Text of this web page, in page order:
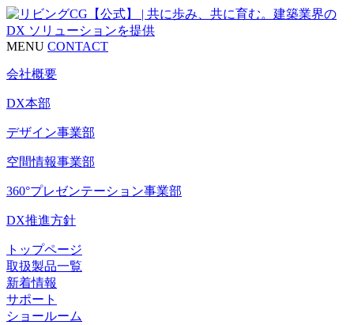
MENU CONTACT
会社概要
DX本部
デザイン事業部
空間情報事業部
360°プレゼンテーション事業部
DX推進方針
トップページ
取扱製品一覧
新着情報
サポート
ショールーム